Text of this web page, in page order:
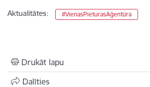
Aktualitātes: #VienasPieturasAģentūra
Drukāt lapu
Dalīties